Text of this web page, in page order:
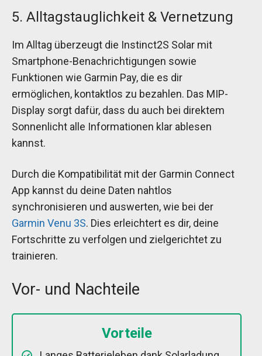
5. Alltagstauglichkeit & Vernetzung
Im Alltag überzeugt die Instinct2S Solar mit
Smartphone-Benachrichtigungen sowie
Funktionen wie Garmin Pay, die es dir
ermöglichen, kontaktlos zu bezahlen. Das MIP-
Display sorgt dafür, dass du auch bei direktem
Sonnenlicht alle Informationen klar ablesen
kannst.
Durch die Kompatibilität mit der Garmin Connect
App kannst du deine Daten nahtlos
synchronisieren und auswerten, wie bei der
Garmin Venu 3S. Dies erleichtert es dir, deine
Fortschritte zu verfolgen und zielgerichtet zu
trainieren.
Vor- und Nachteile
Vorteile